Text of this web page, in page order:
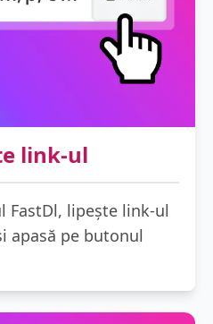
link-ul
FastDl, lipește link-ul
apasă pe butonul